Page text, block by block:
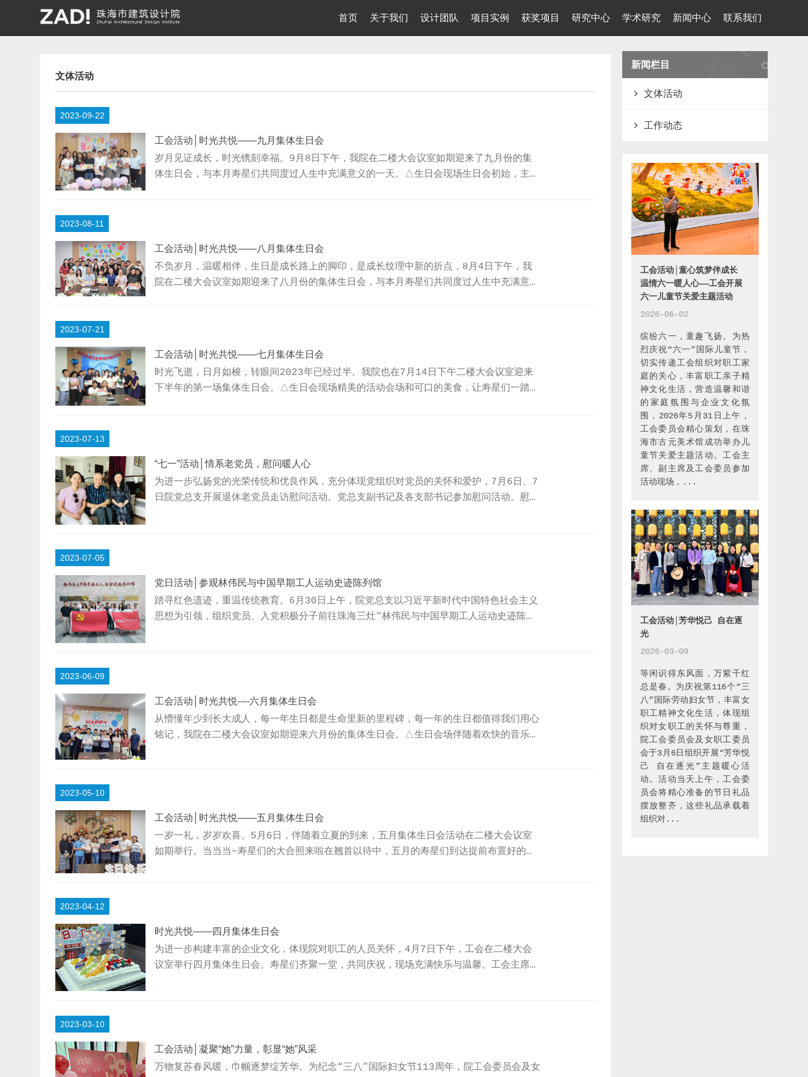
首页 关于我们 设计团队 项目实例 获奖项目 研究中心 学术研究 新闻中心 联系我们
文体活动
2023-09-22
工会活动│时光共悦——九月集体生日会
岁月见证成长，时光镌刻幸福。9月8日下午，我院在二楼大会议室如期迎来了九月份的集
体生日会，与本月寿星们共同度过人生中充满意义的一天。△生日会现场生日会初始，主持
2023-08-11
工会活动│时光共悦——八月集体生日会
不负岁月，温暖相伴，生日是成长路上的脚印，是成长纹理中新的折点，8月4日下午，我
院在二楼大会议室如期迎来了八月份的集体生日会，与本月寿星们共同度过人生中充满意义
代...
2023-07-21
工会活动│时光共悦——七月集体生日会
时光飞逝，日月如梭，转眼间2023年已经过半。我院也在7月14日下午二楼大会议室迎来
下半年的第一场集体生日会。△生日会现场精美的活动会场和可口的美食，让寿星们一踏入
2023-07-13
“七一”活动│情系老党员，慰问暖人心
为进一步弘扬党的光荣传统和优良作风，充分体现党组织对党员的关怀和爱护，7月6日、7
日院党总支开展退休老党员走访慰问活动。党总支副书记及各支部书记参加慰问活动。慰问
2023-07-05
党日活动│参观林伟民与中国早期工人运动史迹陈列馆
踏寻红色遗迹，重温传统教育。6月30日上午，院党总支以习近平新时代中国特色社会主义
思想为引领，组织党员、入党积极分子前往珠海三灶“林伟民与中国早期工人运动史迹陈列
2023-06-09
工会活动│时光共悦----六月集体生日会
从懵懂年少到长大成人，每一年生日都是生命里新的里程碑，每一年的生日都值得我们用心
铭记，我院在二楼大会议室如期迎来六月份的集体生日会。△生日会场伴随着欢快的音乐声
~△...
2023-05-10
工会活动│时光共悦——五月集体生日会
一岁一礼，岁岁欢喜。5月6日，伴随着立夏的到来，五月集体生日会活动在二楼大会议室
如期举行。当当当~寿星们的大合照来啦在翘首以待中，五月的寿星们到达提前布置好的温
2023-04-12
时光共悦——四月集体生日会
为进一步构建丰富的企业文化，体现院对职工的人员关怀，4月7日下午，工会在二楼大会
议室举行四月集体生日会。寿星们齐聚一堂，共同庆祝，现场充满快乐与温馨。工会主席张
关...
2023-03-10
工会活动│凝聚“她”力量，彰显“她”风采
万物复苏春风暖，巾帼逐梦绽芳华。为纪念“三八”国际妇女节113周年，院工会委员会及女
新闻栏目
文体活动
工作动态
工会活动│童心筑梦伴成长
温情六一暖人心——工会开展
六一儿童节关爱主题活动
2026-06-02
缤纷六一，童趣飞扬。为热
烈庆祝“六一”国际儿童节，
切实传递工会组织对职工家
庭的关心，丰富职工亲子精
神文化生活，营造温馨和谐
的家庭氛围与企业文化氛
围，2026年5月31日上午，
工会委员会精心策划，在珠
海市古元美术馆成功举办儿
童节关爱主题活动。工会主
席、副主席及工会委员参加
活动现场，...
工会活动│芳华悦己 自在逐
光
2026-03-09
等闲识得东风面，万紫千红
总是春。为庆祝第116个“三
八”国际劳动妇女节，丰富女
职工精神文化生活，体现组
织对女职工的关怀与尊重，
院工会委员会及女职工委员
会于3月6日组织开展“芳华悦
己 自在逐光”主题暖心活
动。活动当天上午，工会委
员会将精心准备的节日礼品
摆放整齐，这些礼品承载着
组织对...